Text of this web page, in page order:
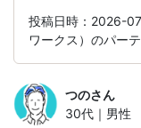
投稿日時：2026-
ワークス）のパーテ
つのさん
30代｜男性